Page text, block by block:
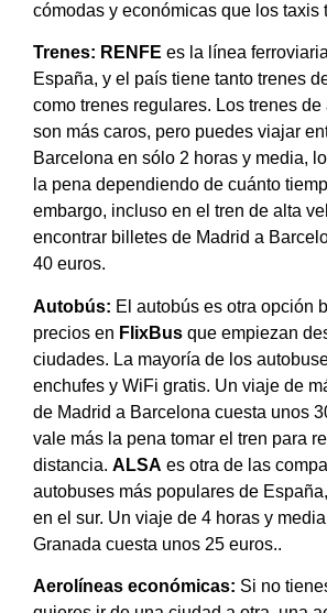
cómodas y económicas que los taxis
Trenes: RENFE es la línea
España, y el país tiene tanto trenes
como trenes regulares. Los trenes de
son más caros, pero puedes viajar
Barcelona en sólo 2 horas y media,
la pena dependiendo de cuánto
embargo, incluso en el tren de alta
encontrar billetes de Madrid a
40 euros.
Autobús: El autobús es otra opción
precios en FlixBus que empiezan
ciudades. La mayoría de los
enchufes y WiFi gratis. Un viaje de
de Madrid a Barcelona cuesta unos
vale más la pena tomar el tren para
distancia. ALSA es otra de las
autobuses más populares de
en el sur. Un viaje de 4 horas y
Granada cuesta unos 25 euros..
Aerolíneas económicas: Si no